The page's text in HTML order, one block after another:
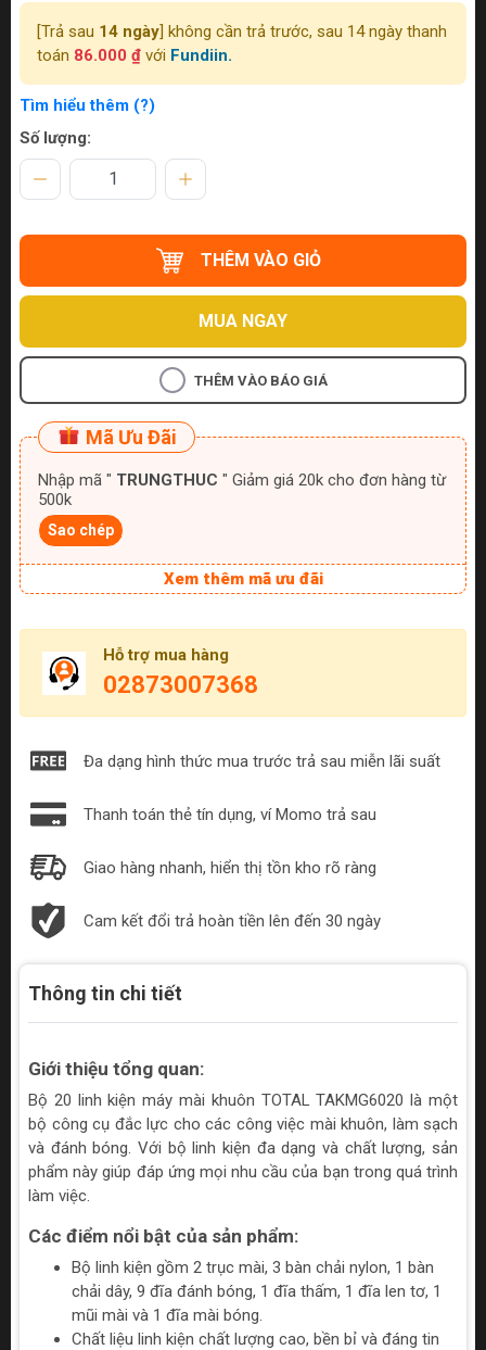
[Trả sau 14 ngày ] không cần trả trước, sau 14 ngày thanh
toán 86.000 ₫ với Fundiin.
Tìm hiểu thêm (?)
Số lượng:
THÊM VÀO GIỎ
MUA NGAY
THÊM VÀO BÁO GIÁ
Mã Ưu Đãi
Nhập mã " TRUNGTHUC " Giảm giá 20k cho đơn hàng từ
500k
Sao chép
Xem thêm mã ưu đãi
Hỗ trợ mua hàng
02873007368
Đa dạng hình thức mua trước trả sau miễn lãi suất
Thanh toán thẻ tín dụng, ví Momo trả sau
Giao hàng nhanh, hiển thị tồn kho rõ ràng
Cam kết đổi trả hoàn tiền lên đến 30 ngày
Thông tin chi tiết
Giới thiệu tổng quan:
Bộ 20 linh kiện máy mài khuôn TOTAL TAKMG6020 là một
bộ công cụ đắc lực cho các công việc mài khuôn, làm sạch
và đánh bóng. Với bộ linh kiện đa dạng và chất lượng, sản
phẩm này giúp đáp ứng mọi nhu cầu của bạn trong quá trình
làm việc.
Các điểm nổi bật của sản phẩm:
Bộ linh kiện gồm 2 trục mài, 3 bàn chải nylon, 1 bàn
chải dây, 9 đĩa đánh bóng, 1 đĩa thấm, 1 đĩa len tơ, 1
mũi mài và 1 đĩa mài bóng.
Chất liệu linh kiện chất lượng cao, bền bỉ và đáng tin